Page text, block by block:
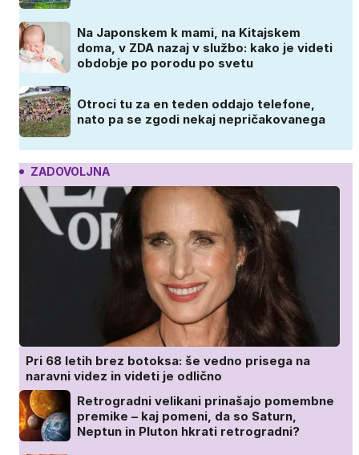
Na Japonskem k mami, na Kitajskem
doma, v ZDA nazaj v službo: kako je videti
obdobje po porodu po svetu
Otroci tu za en teden oddajo telefone,
nato pa se zgodi nekaj nepričakovanega
ZADOVOLJNA
Pri 68 letih brez botoksa: še vedno prisega na
naravni videz in videti je odlično
Retrogradni velikani prinašajo pomembne
premike – kaj pomeni, da so Saturn,
Neptun in Pluton hkrati retrogradni?